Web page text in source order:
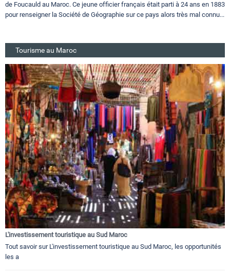
de Foucauld au Maroc. Ce jeune officier français était parti à 24 ans en 1883
pour renseigner la Société de Géographie sur ce pays alors très mal connu...
Tourisme au Maroc
L'investissement touristique au Sud Maroc
Tout savoir sur L'investissement touristique au Sud Maroc, les opportunités
les a